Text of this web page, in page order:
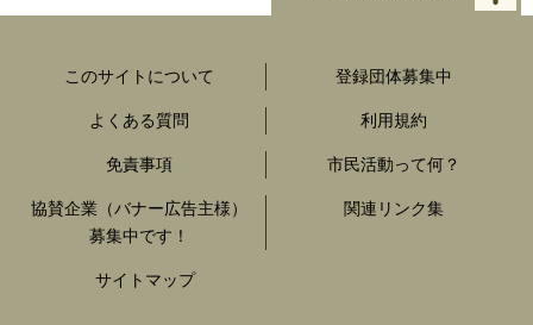
このサイトについて 登録団体募集中
よくある質問 利用規約
免責事項 市民活動って何？
協賛企業（バナー広告主様）
募集中です！
関連リンク集
サイトマップ